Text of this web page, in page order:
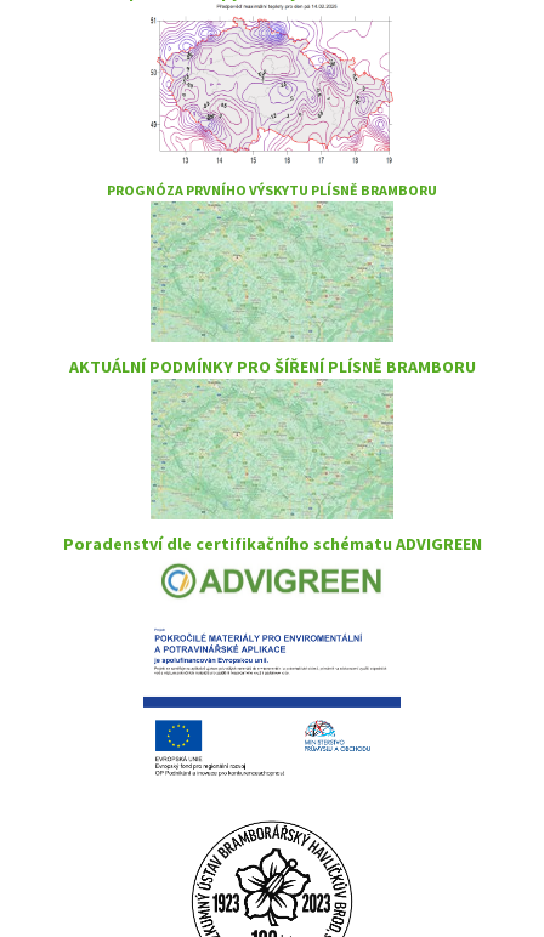
PROGNÓZA PRVNÍHO VÝSKYTU PLÍSNĚ BRAMBORU
AKTUÁLNÍ PODMÍNKY PRO ŠÍŘENÍ PLÍSNĚ BRAMBORU
Poradenství dle certifikačního schématu ADVIGREEN